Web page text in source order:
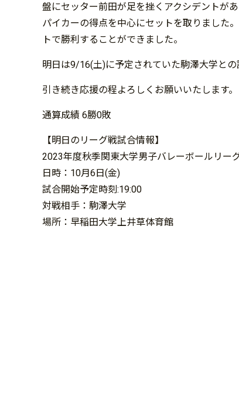
盤にセッター前田が足を挫くアクシデントが
パイカーの得点を中心にセットを取りました
トで勝利することができました。
明日は9/16(土)に予定されていた駒澤大学との
引き続き応援の程よろしくお願いいたします。
通算成績 6勝0敗
【明日のリーグ戦試合情報】
2023年度秋季関東大学男子バレーボールリー
日時：10月6日(金)
試合開始予定時刻:19:00
対戦相手：駒澤大学
場所：早稲田大学上井草体育館